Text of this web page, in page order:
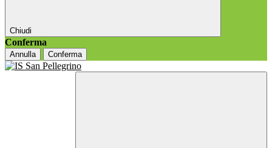
Chiudi
Conferma
Annulla Conferma